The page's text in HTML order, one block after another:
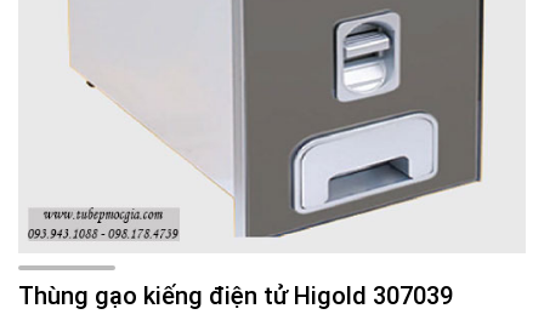
Thùng gạo kiếng điện tử Higold 307039